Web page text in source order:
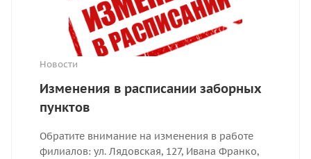
Новости
Изменения в расписании заборных
пунктов
Обратите внимание на изменения в работе
филиалов: ул. Лядовская, 127, Ивана Франко,